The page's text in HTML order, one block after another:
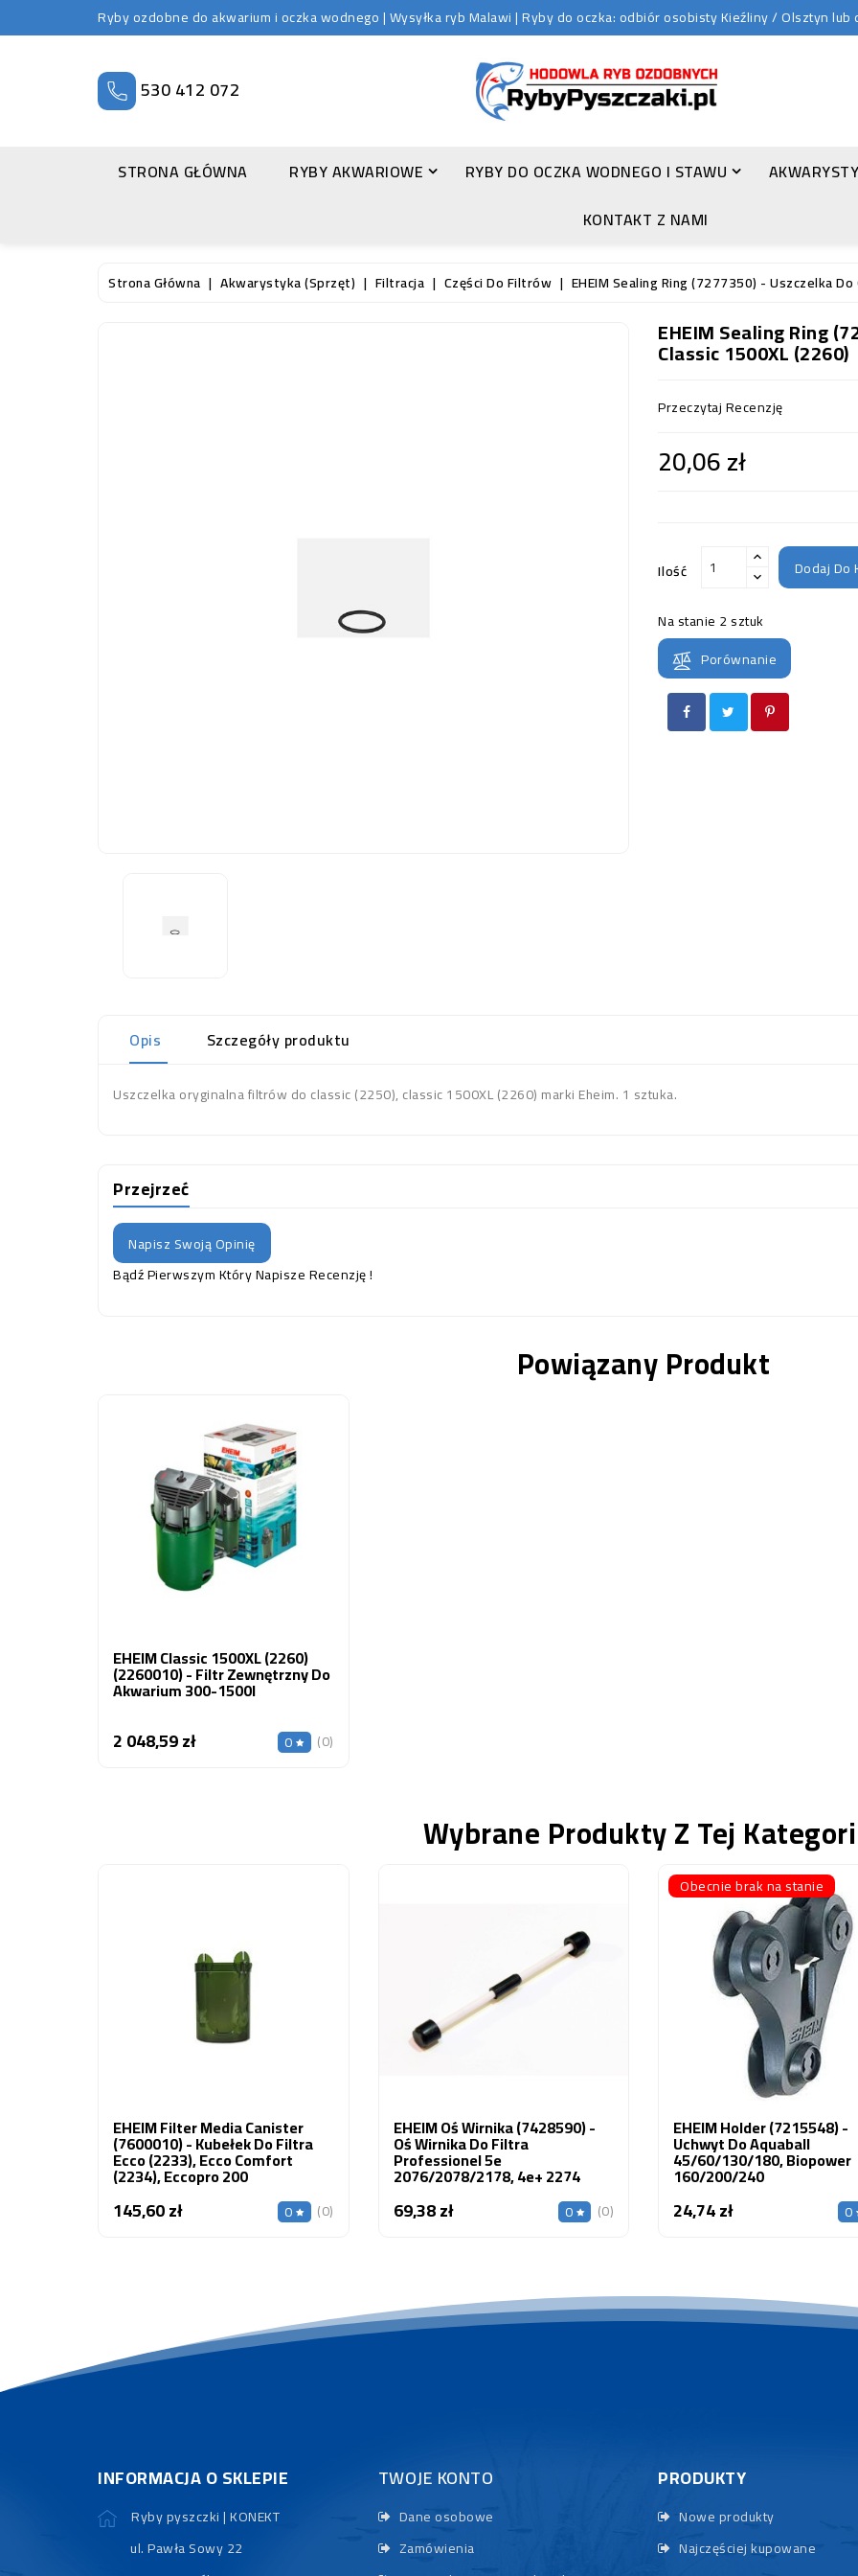
Ryby ozdobne do akwarium i oczka wodnego | Wysyłka ryb Malawi | Ryby do oczka: odbiór osobisty Kieźliny / Olsztyn
530 412 072
STRONA GŁÓWNA RYBY AKWARIOWE RYBY DO OCZKA WODNEGO I STAWU
KONTAKT Z NAMI
Strona Główna Akwarystyka (sprzęt) Filtracja Części Do Filtrów EHEIM Sealing Ring (7277350) - Uszczelka
EHEIM Sealing Ring
Classic 1500XL (2260)
Przeczytaj Recenzję
20,06 zł
Ilość Dodaj Do
Na stanie 2 sztuk
Porównanie
Opis Szczegóły produktu
Uszczelka oryginalna filtrów do classic (2250), classic 1500XL (2260) marki Eheim. 1 sztuka.
Przejrzeć
Napisz Swoją Opinię
Bądź Pierwszym Który Napisze Recenzję !
Powiązany Produkt
EHEIM Classic 1500XL (2260)
(2260010) - Filtr Zewnętrzny Do
Akwarium 300-1500l
2 048,59 złCena 0 (0)
Wybrane Produkty Z Tej
EHEIM Filter Media Canister
(7600010) - Kubełek Do Filtra
Ecco (2233), Ecco Comfort
(2234), Eccopro 200
145,60 złCena 0 (0)
EHEIM Oś Wirnika (7428590) -
Oś Wirnika Do Filtra
Professionel 5e
2076/2078/2178, 4e+ 2274
69,38 złCena 0 (0)
Obecnie brak na stanie
EHEIM Holder (7215548) -
Uchwyt Do Aquaball
45/60/130/180, Biopower
160/200/240
24,74 złCena 0
INFORMACJA O SKLEPIE
Ryby pyszczki | KONEKT
ul. Pawła Sowy 22
TWOJE KONTO
Dane osobowe
Zamówienia
PRODUKTY
Nowe produkty
Najczęściej kupowane